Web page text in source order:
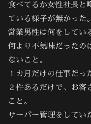
食べてるか女性社長と
ている様子が無かった。
営業男性は何をしてい
何より不気味だったの
ないこと。
１カ月だけの仕事だっ
２件あるだけで、お客
こと。
サーバー管理をしてい